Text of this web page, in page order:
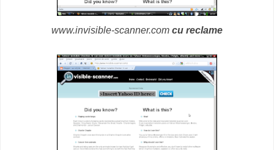
www.invisible-scanner.com cu reclame